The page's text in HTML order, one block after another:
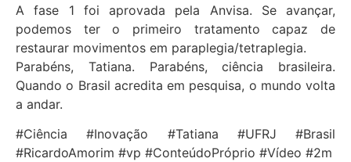
A fase 1 foi aprovada pela Anvisa. Se avançar,
podemos ter o primeiro tratamento capaz de
restaurar movimentos em paraplegia/tetraplegia.
Parabéns, Tatiana. Parabéns, ciência brasileira.
Quando o Brasil acredita em pesquisa, o mundo volta
a andar.
#Ciência #Inovação #Tatiana #UFRJ #Brasil
#RicardoAmorim #vp #ConteúdoPróprio #Vídeo #2m